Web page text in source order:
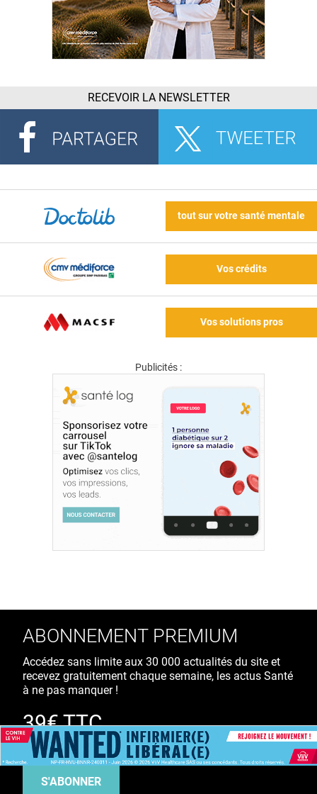
RECEVOIR LA NEWSLETTER
tout sur votre santé mentale
Vos crédits
Vos solutions pros
Publicités :
ABONNEMENT PREMIUM
Accédez sans limite aux 30 000 actualités du site et
recevez gratuitement chaque semaine, les actus Santé
à ne pas manquer !
39€ TTC
/ an
S'ABONNER